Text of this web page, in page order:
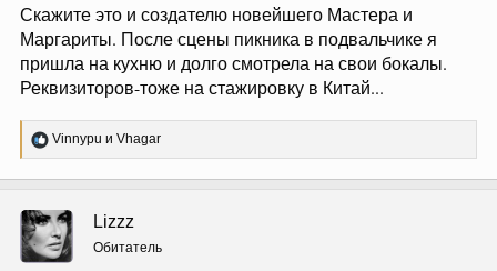
Скажите это и создателю новейшего Мастера и
Маргариты. После сцены пикника в подвальчике я
пришла на кухню и долго смотрела на свои бокалы.
Реквизиторов-тоже на стажировку в Китай...
Р
ц
и
и
:
Vinnypu и Vhagar
Lizzz
Обитатель